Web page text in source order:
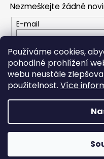
Používáme cookies,
pohodlné prohlížení
webu neustále
použitelnost. Více
í
Nezmeškejte žádné
E-mail
Vložením e-mailu
ochrany osobních
PŘIHLÁSIT SE
RONDO